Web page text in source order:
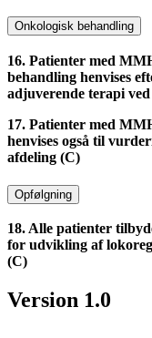
Onkologisk behandling
16. Patienter med
behandling henvises
adjuverende terapi
17. Patienter med
henvises også til
afdeling (C)
Opfølgning
18. Alle patienter
for udvikling af
(C)
Version 1.0